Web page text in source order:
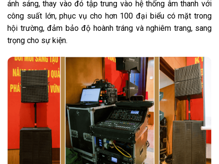
ánh sáng, thay vào đó tập trung vào hệ thống âm thanh với
công suất lớn, phục vụ cho hơn 100 đại biểu có mặt trong
hội trường, đảm bảo độ hoành tráng và nghiêm trang, sang
trọng cho sự kiện.